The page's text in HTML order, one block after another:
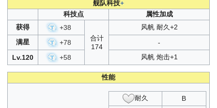
舰队科技+
科技点
属性加成
获得
+38
合计
174
风帆 耐久+2
满星
+78
-
Lv.120
+58 风帆 炮击+1
性能
耐久
B